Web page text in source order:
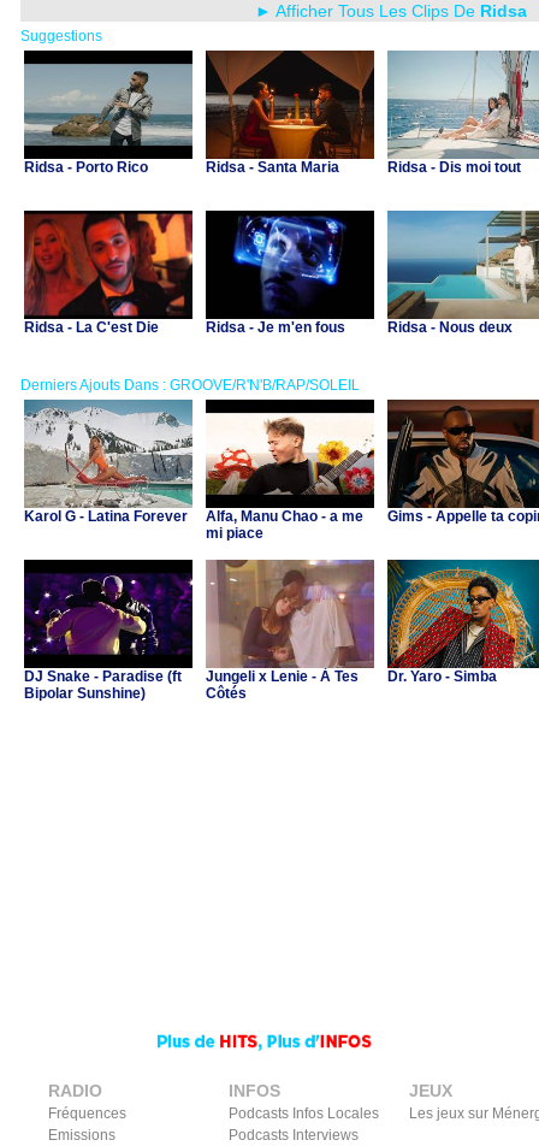
► Afficher Tous Les Clips De Ridsa
Suggestions
Ridsa - Porto Rico Ridsa - Santa Maria Ridsa - Dis moi tout
Ridsa - La C'est Die Ridsa - Je m'en fous Ridsa - Nous deux
Derniers Ajouts Dans : GROOVE/R'N'B/RAP/SOLEIL
Karol G - Latina Forever
Alfa, Manu Chao - a me
mi piace
Gims - Appelle ta
DJ Snake - Paradise (ft
Bipolar Sunshine)
Jungeli x Lenie - À Tes
Côtés
Dr. Yaro - Simba
RADIO
Fréquences
Emissions
INFOS
Podcasts Infos Locales
Podcasts Interviews
JEUX
Les jeux sur